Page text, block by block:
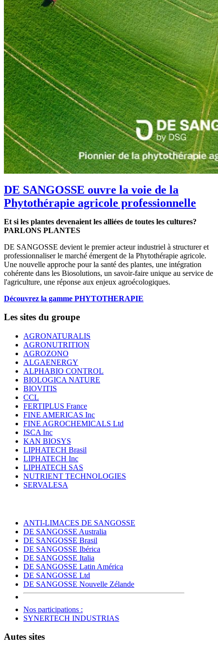
DE SANGOSSE ouvre la voie de la
Phytothérapie agricole professionnelle
Et si les plantes devenaient les alliées de toutes les cultures?
PARLONS PLANTES
DE SANGOSSE devient le premier acteur industriel à structurer et
professionnaliser le marché émergent de la Phytothérapie agricole.
Une nouvelle approche pour la santé des plantes, une intégration
cohérente dans les Biosolutions, un savoir-faire unique au service de
l'agriculture, une réponse aux enjeux agroécologiques.
Découvrez la gamme PHYTOTHERAPIE
Les sites du groupe
AGRONATURALIS
AGRONUTRITION
AGROZONO
ALGAENERGY
ALPHABIO CONTROL
BIOLOGICA NATURE
BIOVITIS
CCL
FERTIPLUS France
FINE AMERICAS Inc
FINE AGROCHEMICALS Ltd
ISCA Inc
KAN BIOSYS
LIPHATECH Brasil
LIPHATECH Inc
LIPHATECH SAS
NUTRIENT TECHNOLOGIES
SERVALESA
ANTI-LIMACES DE SANGOSSE
DE SANGOSSE Australia
DE SANGOSSE Brasil
DE SANGOSSE Ibérica
DE SANGOSSE Italia
DE SANGOSSE Latin América
DE SANGOSSE Ltd
DE SANGOSSE Nouvelle Zélande
Nos participations :
SYNERTECH INDUSTRIAS
Autes sites